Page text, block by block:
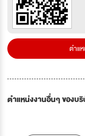
ตำแ
ตำแหน่งงานอื่นๆ ของบ